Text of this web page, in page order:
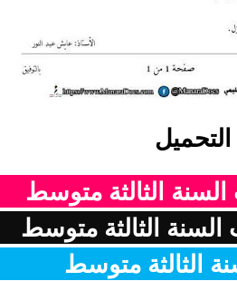
التحميل
السنة الثالثة متوسط
الثالثة متوسط
الثالثة متوسط